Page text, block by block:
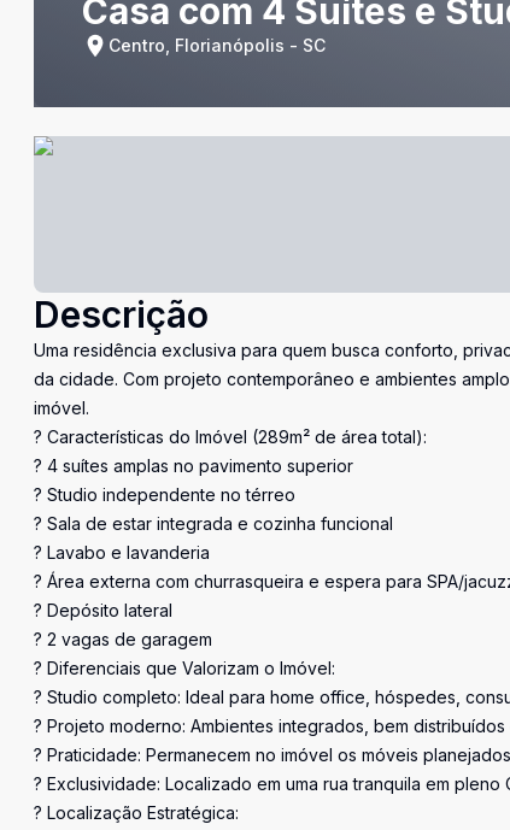
Casa com 4 Suítes e
Centro, Florianópolis - SC
Descrição
Uma residência exclusiva para quem busca conforto,
da cidade. Com projeto contemporâneo e ambientes
imóvel.
? Características do Imóvel (289m² de área total):
? 4 suítes amplas no pavimento superior
? Studio independente no térreo
? Sala de estar integrada e cozinha funcional
? Lavabo e lavanderia
? Área externa com churrasqueira e espera para SPA/
? Depósito lateral
? 2 vagas de garagem
? Diferenciais que Valorizam o Imóvel:
? Studio completo: Ideal para home office, hóspedes,
? Projeto moderno: Ambientes integrados, bem
? Praticidade: Permanecem no imóvel os móveis
? Exclusividade: Localizado em uma rua tranquila em pleno
? Localização Estratégica: